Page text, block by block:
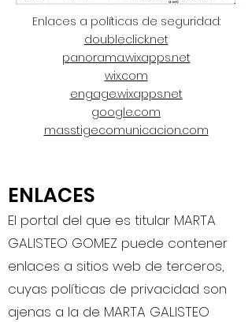
Enlaces a políticas de seguridad:
doubleclick.net
panorama.wixapps.net
wix.com
engage.wixapps.net
google.com
masstigecomunicacion.com
ENLACES
El portal del que es titular MARTA
GALISTEO GOMEZ puede contener
enlaces a sitios web de terceros,
cuyas políticas de privacidad son
ajenas a la de MARTA GALISTEO